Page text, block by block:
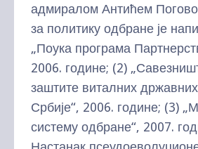
адмиралом Антићем
за политику одбране је
„Поука програма
2006. године; (2)
заштите виталних
Србије“, 2006. године; (3)
систему одбране“, 2007.